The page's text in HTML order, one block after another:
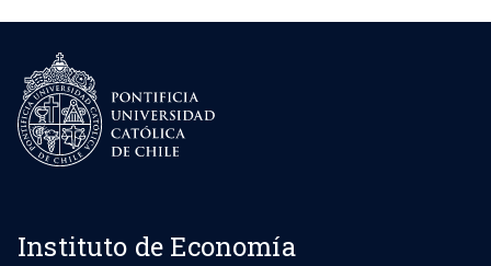
Instituto de Economía